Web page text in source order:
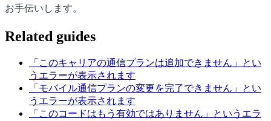
お手伝いします。
Related guides
「このキャリアの通信プランは追加できません」とい
うエラーが表示されます
「モバイル通信プランの変更を完了できません」とい
うエラーが表示されます
「このコードはもう有効ではありません」というエラ